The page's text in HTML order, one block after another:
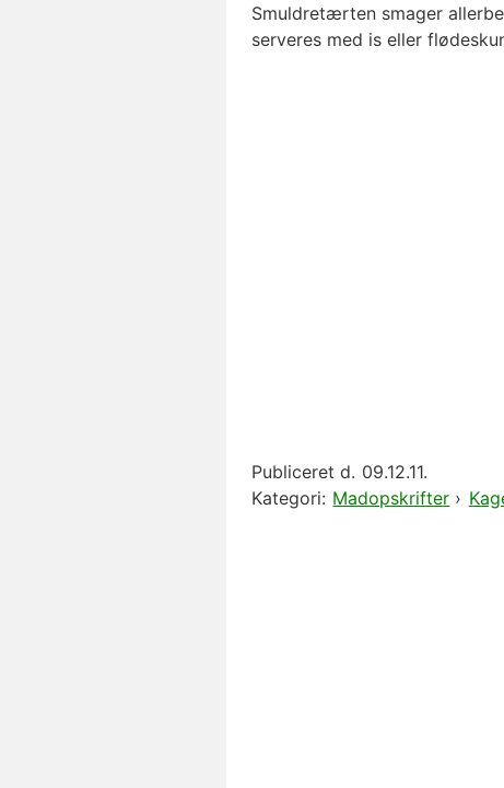
Smuldretærten smager
serveres med is eller
Publiceret d. 09.12.11.
Kategori: Madopskrifter ›